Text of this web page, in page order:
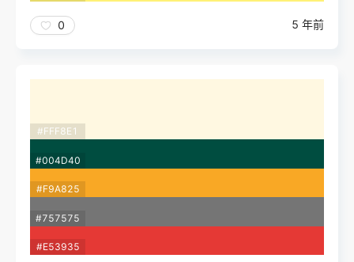
0 5 年前
#FFF8E1
#004D40
#F9A825
#757575
#E53935